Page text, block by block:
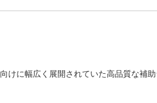
けに幅広く展開されていた高品質な補